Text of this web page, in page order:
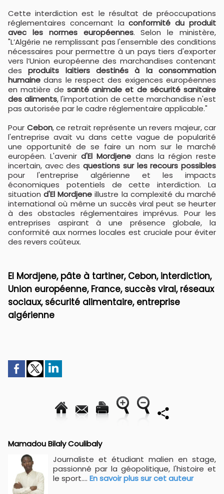
Cette interdiction est le résultat de préoccupations
réglementaires concernant laconformité du produit
avec les normes européennes. Selon le ministère,
"L’Algérie ne remplissant pas l'ensemble des conditions
nécessaires pour permettre à un pays tiers d'exporter
vers l’Union européenne des marchandises contenant
des produits laitiers destinés à la consommation
humaine dans le respect des exigences européennes
en matière de santé animale et de sécurité sanitaire
des aliments, l'importation de cette marchandise n'est
pas autorisée par le cadre réglementaire applicable."
Pour Cebon, ce retrait représente un revers majeur, car
l'entreprise avait vu dans cette vague de popularité
une opportunité de se faire un nom sur le marché
européen. L'avenird'El Mordjene dans la région reste
incertain, avec desquestions sur les recours possibles
pour l'entreprise algérienne et les impacts
économiques potentiels de cette interdiction. La
situation d'El Mordjene illustre la complexité du marché
international où même un succès viral peut se heurter
à des obstacles réglementaires imprévus. Pour les
entreprises aspirant à une présence globale, la
conformité aux normes locales est cruciale pour éviter
des revers coûteux.
El Mordjene, pâte à tartiner, Cebon, interdiction,
Union européenne, France, succès viral, réseaux
sociaux, sécurité alimentaire, entreprise
algérienne
Mamadou Bilaly Coulibaly
Journaliste et étudiant malien en stage,
passionné par la géopolitique, l'histoire et
le sport.... En savoir plus sur cet auteur